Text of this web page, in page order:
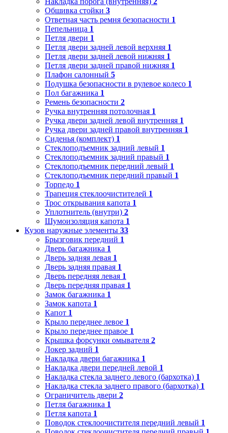
Обшивка стойки 3
Ответная часть ремня безопасности 1
Пепельница 1
Петля двери 1
Петля двери задней левой верхняя 1
Петля двери задней левой нижняя 1
Петля двери задней правой нижняя 1
Плафон салонный 5
Подушка безопасности в рулевое колесо 1
Пол багажника 1
Ремень безопасности 2
Ручка внутренняя потолочная 1
Ручка двери задней левой внутренняя 1
Ручка двери задней правой внутренняя 1
Сиденья (комплект) 1
Стеклоподъемник задний левый 1
Стеклоподъемник задний правый 1
Стеклоподъемник передний левый 1
Стеклоподъемник передний правый 1
Торпедо 1
Трапеция стеклоочистителей 1
Трос открывания капота 1
Уплотнитель (внутри) 2
Шумоизоляция капота 1
Кузов наружные элементы 33
Брызговик передний 1
Дверь багажника 1
Дверь задняя левая 1
Дверь задняя правая 1
Дверь передняя левая 1
Дверь передняя правая 1
Замок багажника 1
Замок капота 1
Капот 1
Крыло переднее левое 1
Крыло переднее правое 1
Крышка форсунки омывателя 2
Локер задний 1
Накладка двери багажника 1
Накладка двери передней левой 1
Накладка стекла заднего левого (бархотка) 1
Накладка стекла заднего правого (бархотка) 1
Ограничитель двери 2
Петля багажника 1
Петля капота 1
Поводок стеклоочистителя передний левый 1